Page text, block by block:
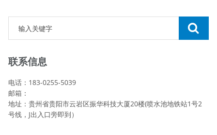
联系信息
电话：183-0255-5039
邮箱：
地址：贵州省贵阳市云岩区振华科技大厦20楼(喷水池地铁站1号2
号线，J出入口旁即到）